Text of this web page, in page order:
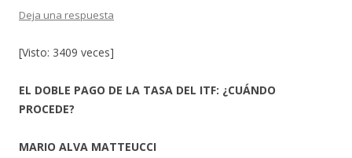
Deja una respuesta
[Visto: 3409 veces]
EL DOBLE PAGO DE LA TASA DEL ITF: ¿CUÁNDO
PROCEDE?
MARIO ALVA MATTEUCCI